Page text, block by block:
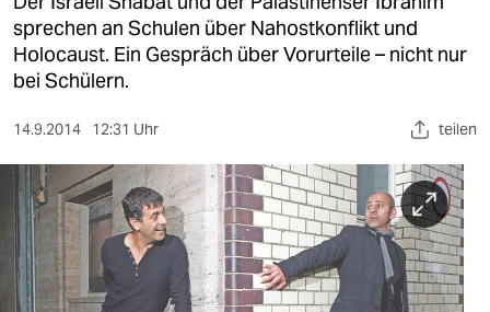
gesellschaft
kultur
sport
berlin
nord
wahrheit
sprechen an Schulen über Nahostkonflikt und
Holocaust. Ein Gespräch über Vorurteile – nicht nur
bei Schülern.
14.9.2014 12:31 Uhr teilen